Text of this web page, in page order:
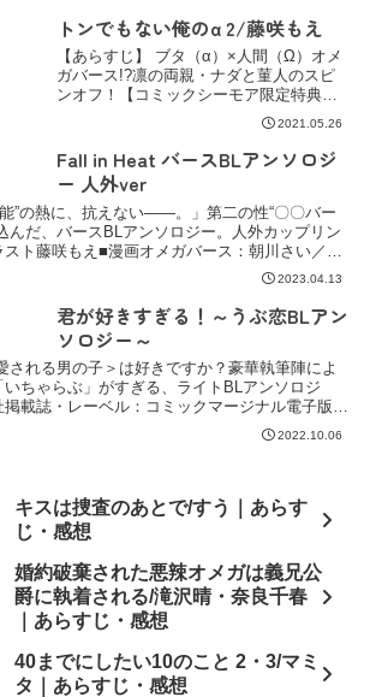
トンでもない俺のα 2/藤咲もえ
【あらすじ】 ブタ（α）×人間（Ω）オメ
ガバース!?凛の両親・ナダと菫人のスピ
ンオフ！【コミックシーモア限定特典ペ
ーパー付き!!】〈あらすじ〉「トンでもな
い俺のα」待望のスピンオフ!!!Ωの保育
士・真澄比呂（ますみ ひろ）と、その教
え子であ...
2021.05.26
Fall in Heat バースBLアンソロジ
ー 人外ver
能”の熱に、抗えない――。」第二の性“〇〇バー
んだ、バースBLアンソロジー。人外カップリン
ト藤咲もえ■漫画オメガバース：朝川さい／こ
2023.04.13
君が好きすぎる！～うぶ恋BLアン
ソロジー～
される男の子＞は好きですか？豪華執筆陣によ
ちゃらぶ」がすぎる、ライトBLアンソロジ
載誌・レーベル：コミックマージナル電子版発
2022.10.06
キスは捜査のあとで/すう｜あらす
じ・感想
婚約破棄された悪辣オメガは義兄公
爵に執着される/滝沢晴・奈良千春
｜あらすじ・感想
40までにしたい10のこと 2・3/マミ
タ｜あらすじ・感想